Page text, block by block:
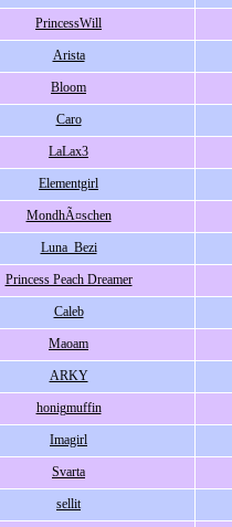
PrincessWill
Arista
Bloom
Caro
LaLax3
Elementgirl
MondhÃ¤schen
Luna_Bezi
Princess Peach Dreamer
Caleb
Maoam
ARKY
honigmuffin
Imagirl
Svarta
sellit